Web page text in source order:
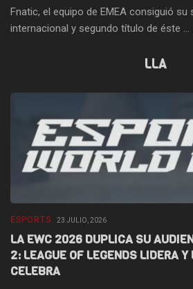
Fnatic, el equipo de EMEA consiguió su
internacional y segundo título de éste ...
LLA
ESPORTS 23 JULIO, 2026
LA EWC 2026 DUPLICA SU
2: LEAGUE OF LEGENDS LIDERA
CELEBRA